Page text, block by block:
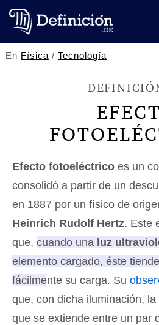
En Física /Tecnología
Efecto fotoeléctrico es un
consolidó a partir de un
en 1887 por un físico de
Heinrich Rudolf Hertz. Este
que, cuando una luz
elemento cargado, éste
fácilmente su carga. Su
que, con dicha iluminación,
que se extiende entre un par